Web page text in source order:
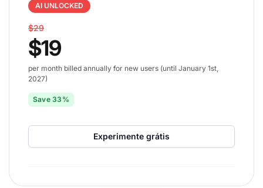
AI UNLOCKED
$29
$19
per month billed annually for new users (until January 1st,
2027)
Save 33%
Experimente grátis